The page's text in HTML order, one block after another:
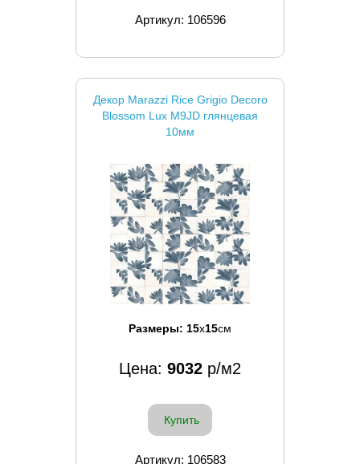
Артикул: 106596
Декор Marazzi Rice Grigio Decoro
Blossom Lux M9JD глянцевая
10мм
Размеры: 15x15см
Цена: 9032 р/м2
Купить
Артикул: 106583